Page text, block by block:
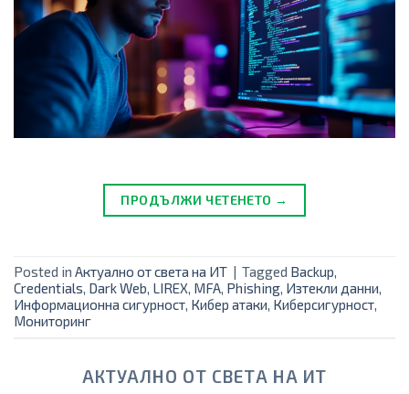
ПРОДЪЛЖИ ЧЕТЕНЕТО →
Posted in Актуално от света на ИТ | Tagged Backup,
Credentials, Dark Web, LIREX, MFA, Phishing, Изтекли данни,
Информационна сигурност, Кибер атаки, Киберсигурност,
Мониторинг
АКТУАЛНО ОТ СВЕТА НА ИТ